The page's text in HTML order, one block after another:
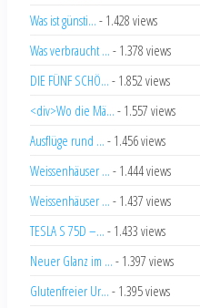
Was ist günsti... - 1.428 views
Was verbraucht ... - 1.378 views
DIE FÜNF SCHÖ... - 1.852 views
<div>Wo die Mä... - 1.557 views
Ausflüge rund ... - 1.456 views
Weissenhäuser ... - 1.444 views
Weissenhäuser ... - 1.437 views
TESLA S 75D –... - 1.433 views
Neuer Glanz im ... - 1.397 views
Glutenfreier Ur... - 1.395 views